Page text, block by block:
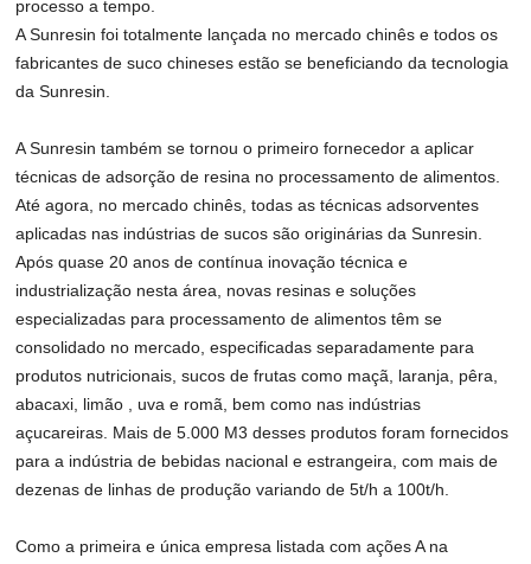
processo a tempo.
A Sunresin foi totalmente lançada no mercado chinês e todos os
fabricantes de suco chineses estão se beneficiando da tecnologia
da Sunresin.
A Sunresin também se tornou o primeiro fornecedor a aplicar
técnicas de adsorção de resina no processamento de alimentos.
Até agora, no mercado chinês, todas as técnicas adsorventes
aplicadas nas indústrias de sucos são originárias da Sunresin.
Após quase 20 anos de contínua inovação técnica e
industrialização nesta área, novas resinas e soluções
especializadas para processamento de alimentos têm se
consolidado no mercado, especificadas separadamente para
produtos nutricionais, sucos de frutas como maçã, laranja, pêra,
abacaxi, limão , uva e romã, bem como nas indústrias
açucareiras. Mais de 5.000 M3 desses produtos foram fornecidos
para a indústria de bebidas nacional e estrangeira, com mais de
dezenas de linhas de produção variando de 5t/h a 100t/h.
Como a primeira e única empresa listada com ações A na